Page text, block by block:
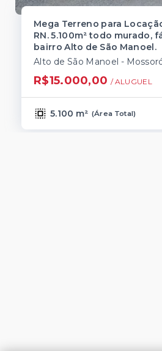
Mega Terreno para
RN. 5.100m² todo murado,
bairro Alto de São Manoel.
Alto de São Manoel -
R$15.000,00 / ALUGUEL
5.100 m² (Área Total)